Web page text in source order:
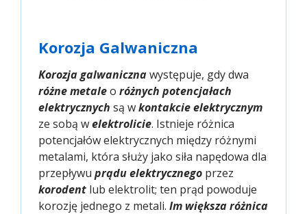
Korozja Galwaniczna
Korozja galwanicznawystępuje, gdy dwa
różne metaleo różnych potencjałach
elektrycznych są wkontakcie elektrycznym
ze sobą welektrolicie. Istnieje różnica
potencjałów elektrycznych między różnymi
metalami, która służy jako siła napędowa dla
przepływu prądu elektrycznego przez
korodent lub elektrolit; ten prąd powoduje
korozję jednego z metali. Im większa różnica